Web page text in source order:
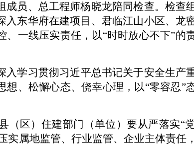
成员、总工程师杨晓龙陪同检查。 检查
入东华府在建项目 、 君临江山小区、 龙
、一线压实责任，以“时时放心不下”的
入学习贯彻习近平总书记关于安全生产
想、松懈心态、侥幸心理，以“零容忍”
（区）住建部门（单位）要从严落实“
实属地监管、行业监管、企业主体责任